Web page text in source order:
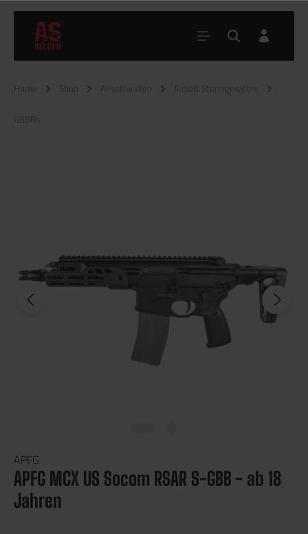
Home Shop Airsoftwaffen Airsoft Sturmgewehre
GBBRs
APFG
APFG MCX US Socom RSAR S-GBB - ab 18
Jahren